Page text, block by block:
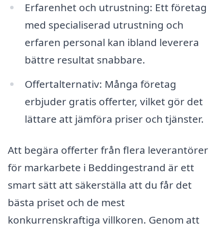
Erfarenhet och utrustning: Ett företag
med specialiserad utrustning och
erfaren personal kan ibland leverera
bättre resultat snabbare.
Offertalternativ: Många företag
erbjuder gratis offerter, vilket gör det
lättare att jämföra priser och tjänster.
Att begära offerter från flera leverantörer
för markarbete i Beddingestrand är ett
smart sätt att säkerställa att du får det
bästa priset och de mest
konkurrenskraftiga villkoren. Genom att